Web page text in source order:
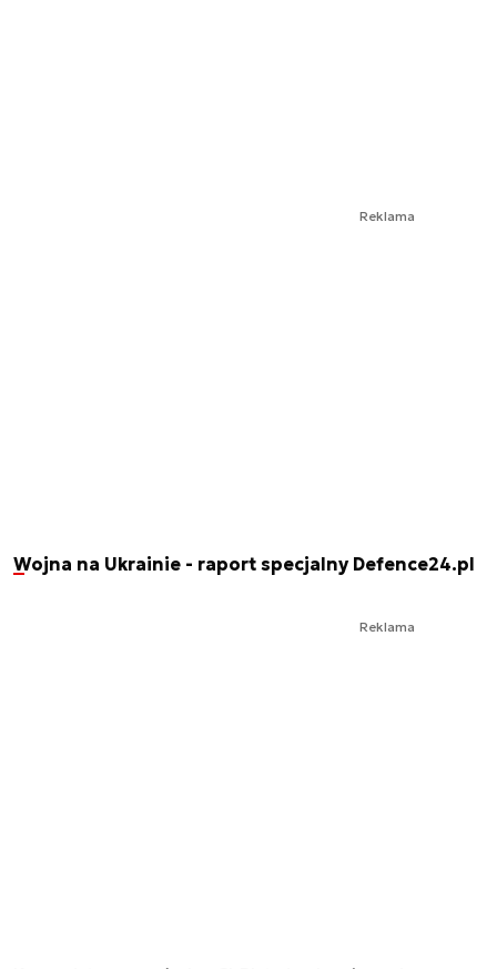
Reklama
Wojna na Ukrainie - raport specjalny Defence24.pl
Reklama